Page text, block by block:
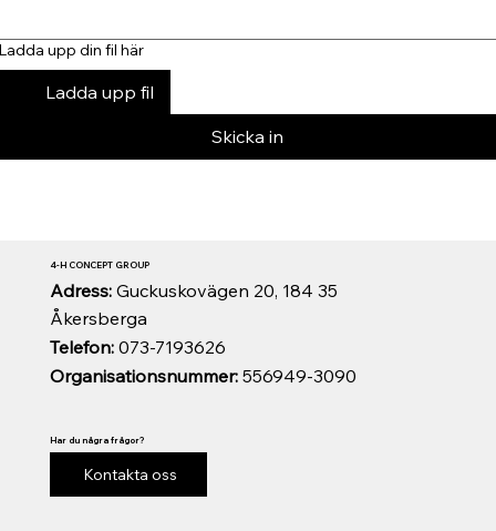
upp din fil här
Ladda upp fil
Skicka in
Organisationsnummer:556949-3090
Telefon:073-7193626
Adress: Guckuskovägen 20, 184 35
Åkersberga
4-H CONCEPT GROUP
Har du några frågor?
Kontakta oss